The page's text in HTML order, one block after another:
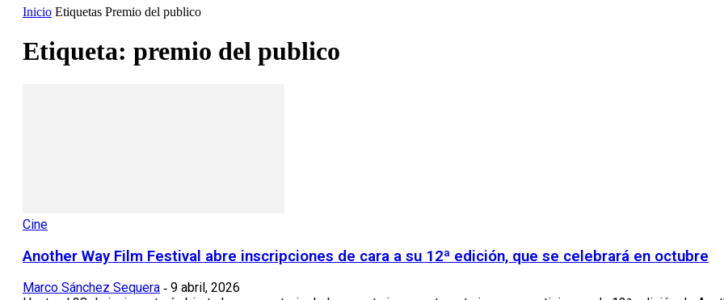
Inicio Etiquetas Premio del publico
Etiqueta: premio del publico
Cine
Another Way Film Festival abre inscripciones de cara a su 12ª edición, que se celebrará en octubre
Marco Sánchez Sequera - 9 abril, 2026